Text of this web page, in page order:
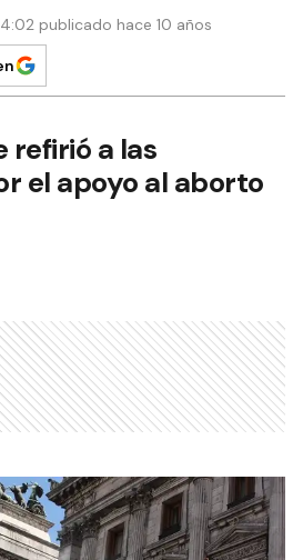
publicado hace 10 años
refirió a las
el apoyo al aborto